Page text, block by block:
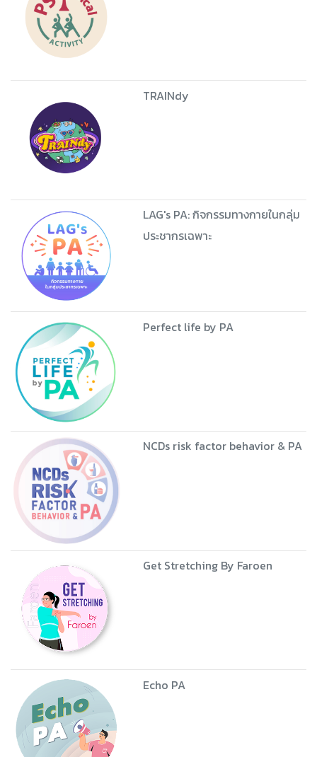
TRAINdy
LAG's PA: กิจกรรมทางกายในกลุ่ม
ประชากรเฉพาะ
Perfect life by PA
NCDs risk factor behavior & PA
Get Stretching By Faroen
Echo PA